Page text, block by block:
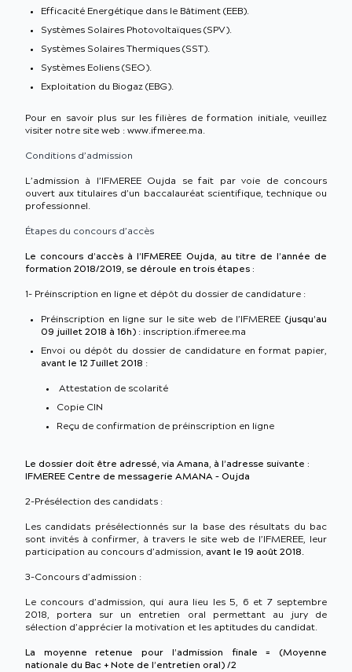
Efficacité Energétique dans le Bâtiment (EEB).
Systèmes Solaires Photovoltaïques (SPV).
Systèmes Solaires Thermiques (SST).
Systèmes Eoliens (SEO).
Exploitation du Biogaz (EBG).
Pour en savoir plus sur les filières de formation initiale, veuillez
visiter notre site web : www.ifmeree.ma.
Conditions d’admission
L’admission à l’IFMEREE Oujda se fait par voie de concours
ouvert aux titulaires d’un baccalauréat scientifique, technique ou
professionnel.
Étapes du concours d’accès
Le concours d’accès à l’IFMEREE Oujda, au titre de l’année de
formation 2018/2019, se déroule en trois étapes :
1- Préinscription en ligne et dépôt du dossier de candidature :
Préinscription en ligne sur le site web de l’IFMEREE (jusqu’au
09 juillet 2018 à 16h) : inscription.ifmeree.ma
Envoi ou dépôt du dossier de candidature en format papier,
avant le 12 Juillet 2018 :
Attestation de scolarité
Copie CIN
Reçu de confirmation de préinscription en ligne
Le dossier doit être adressé, via Amana, à l’adresse suivante :
IFMEREE Centre de messagerie AMANA – Oujda
2-Présélection des candidats :
Les candidats présélectionnés sur la base des résultats du bac
sont invités à confirmer, à travers le site web de l’IFMEREE, leur
participation au concours d’admission, avant le 19 août 2018.
3-Concours d’admission :
Le concours d’admission, qui aura lieu les 5, 6 et 7 septembre
2018, portera sur un entretien oral permettant au jury de
sélection d’apprécier la motivation et les aptitudes du candidat.
La moyenne retenue pour l’admission finale = (Moyenne
nationale du Bac + Note de l’entretien oral) /2